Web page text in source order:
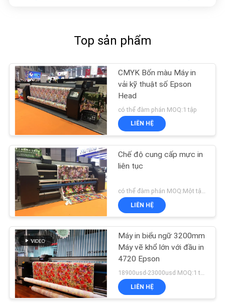
Top sản phẩm
CMYK Bốn màu Máy in
vải kỹ thuật số Epson
Head
có thể đàm phán MOQ:1 tập
LIÊN HỆ
Chế độ cung cấp mực in
liên tục
có thể đàm phán MOQ:Một tập hợp
LIÊN HỆ
Máy in biểu ngữ 3200mm
Máy vẽ khổ lớn với đầu in
4720 Epson
18900usd-23000usd MOQ:1 tập
LIÊN HỆ